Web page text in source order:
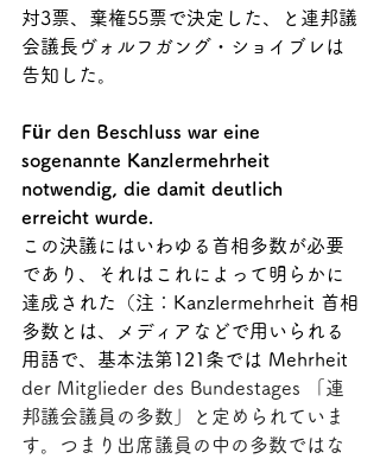
対3票、棄権55票で決定した、と連邦議
会議長ヴォルフガング・ショイブレは
告知した。
Für den Beschluss war eine
sogenannte Kanzlermehrheit
notwendig, die damit deutlich
erreicht wurde.
この決議にはいわゆる首相多数が必要
であり、それはこれによって明らかに
達成された（注：Kanzlermehrheit 首相
多数とは、メディアなどで用いられる
用語で、基本法第121条では Mehrheit
der Mitglieder des Bundestages 「連
邦議会議員の多数」と定められていま
す。つまり出席議員の中の多数ではな